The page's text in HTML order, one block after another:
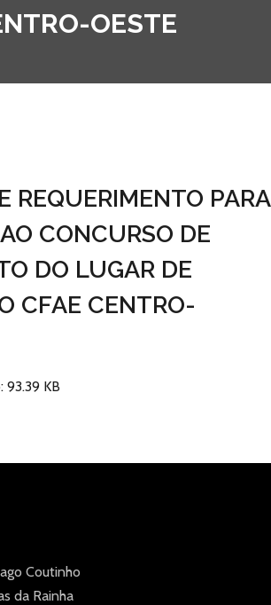
OESTE
REQUERIMENTO PARA
CONCURSO DE
DO LUGAR DE
CFAE CENTRO-
93.39 KB
Coutinho
da Rainha